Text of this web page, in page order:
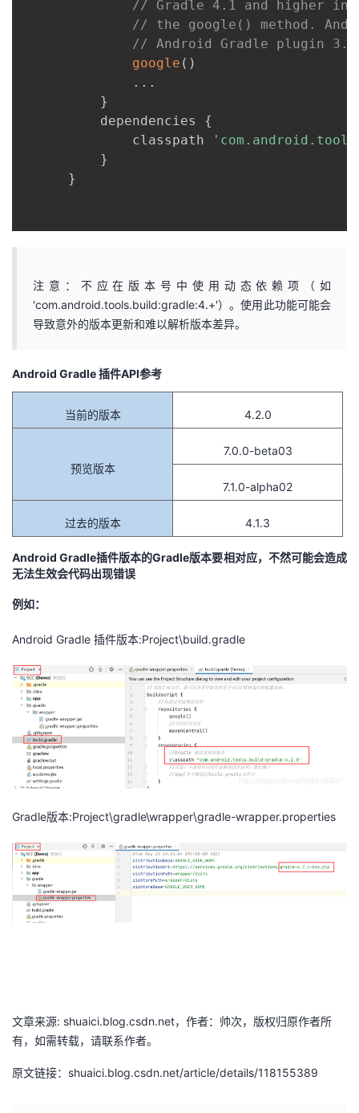
// Gradle 4.1 and higher
// the google() method. And
// Android Gradle plugin
google ( )
. . .
}
          dependencies
{
              classpath
}
}
注意：不应在版本号中使用动态依赖项（如
'com.android.tools.build:gradle:4.+'）。使用此功能可能会
导致意外的版本更新和难以解析版本差异。
Android Gradle 插件API参考
当前的版本 4.2.0
预览版本
7.0.0-beta03
7.1.0-alpha02
过去的版本 4.1.3
Android Gradle插件版本的Gradle版本要相对应，不然可能会造成
无法生效会代码出现错误
例如：
Android Gradle 插件版本:Project\build.gradle
Gradle版本:Project\gradle\wrapper\gradle-wrapper.properties
文章来源: shuaici.blog.csdn.net，作者：帅次，版权归原作者所
有，如需转载，请联系作者。
原文链接：shuaici.blog.csdn.net/article/details/118155389